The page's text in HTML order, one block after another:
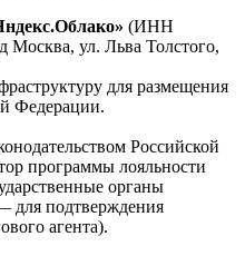
(ИНН
Москва, ул. Льва Толстого,
для размещения
Федерации.
Российской
программы лояльности
органы
для подтверждения
агента).